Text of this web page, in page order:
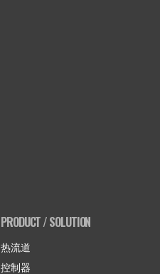
PRODUCT / SOLUTION
热流道
控制器